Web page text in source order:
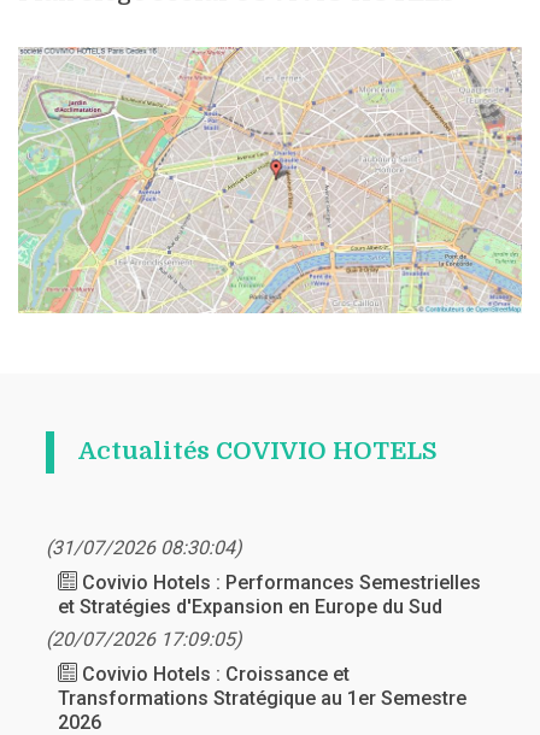
Actualités COVIVIO HOTELS
(31/07/2026 08:30:04)
Covivio Hotels : Performances Semestrielles
et Stratégies d'Expansion en Europe du Sud
(20/07/2026 17:09:05)
Covivio Hotels : Croissance et
Transformations Stratégique au 1er Semestre
2026